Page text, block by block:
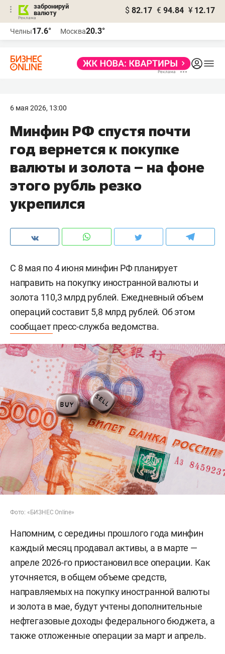
забронируй
валюту
$ 82.17 € 94.84 ¥ 12.17
Челны17.6° Москва20.3°
6 мая 2026, 13:00
Минфин РФ спустя почти
год вернется к покупке
валюты и золота – на фоне
этого рубль резко
укрепился
С 8 мая по 4 июня минфин РФ планирует
направить на покупку иностранной валюты и
золота 110,3 млрд рублей. Ежедневный объем
операций составит 5,8 млрд рублей. Об этом
сообщаетпресс-служба ведомства.
Фото: «БИЗНЕС Online»
Напомним, с середины прошлого года минфин
каждый месяц продавал активы, а в марте —
апреле 2026-го приостановил все операции. Как
уточняется, в общем объеме средств,
направляемых на покупку иностранной валюты
и золота в мае, будут учтены дополнительные
нефтегазовые доходы федерального бюджета, а
также отложенные операции за март и апрель.